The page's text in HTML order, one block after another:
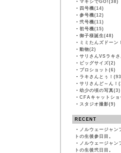
・ マキシでGO!(38)
・ 四号機(14)
・ 参号機(12)
・ 弐号機(11)
・ 初号機(15)
・ 御子様誕生(48)
・ ミミたんズドーン
・ 動物(2)
・ サリさんVSラキ
・ ビッグサイズ(2)
・ プロショット(6)
・ ラキさんとぅ！
・ サリさんど～ん！
・ 幼少の頃の写真(3)
・ CFAキャットショ
・ スタジオ撮影(9)
RECENT
・ ノルウェージャン
トの生後参日目。
・ ノルウェージャン
トの生後弐日目。